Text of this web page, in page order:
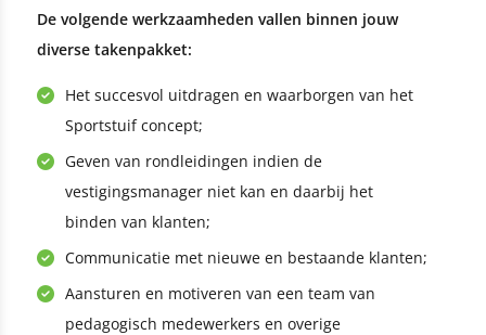
De volgende werkzaamheden vallen binnen jouw
diverse takenpakket:
Het succesvol uitdragen en waarborgen van het
Sportstuif concept;
Geven van rondleidingen indien de
vestigingsmanager niet kan en daarbij het
binden van klanten;
Communicatie met nieuwe en bestaande klanten;
Aansturen en motiveren van een team van
pedagogisch medewerkers en overige